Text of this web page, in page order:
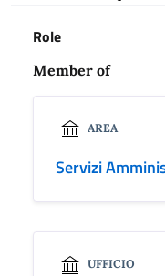
Role
Member of
AREA
Servizi
UFFICIO